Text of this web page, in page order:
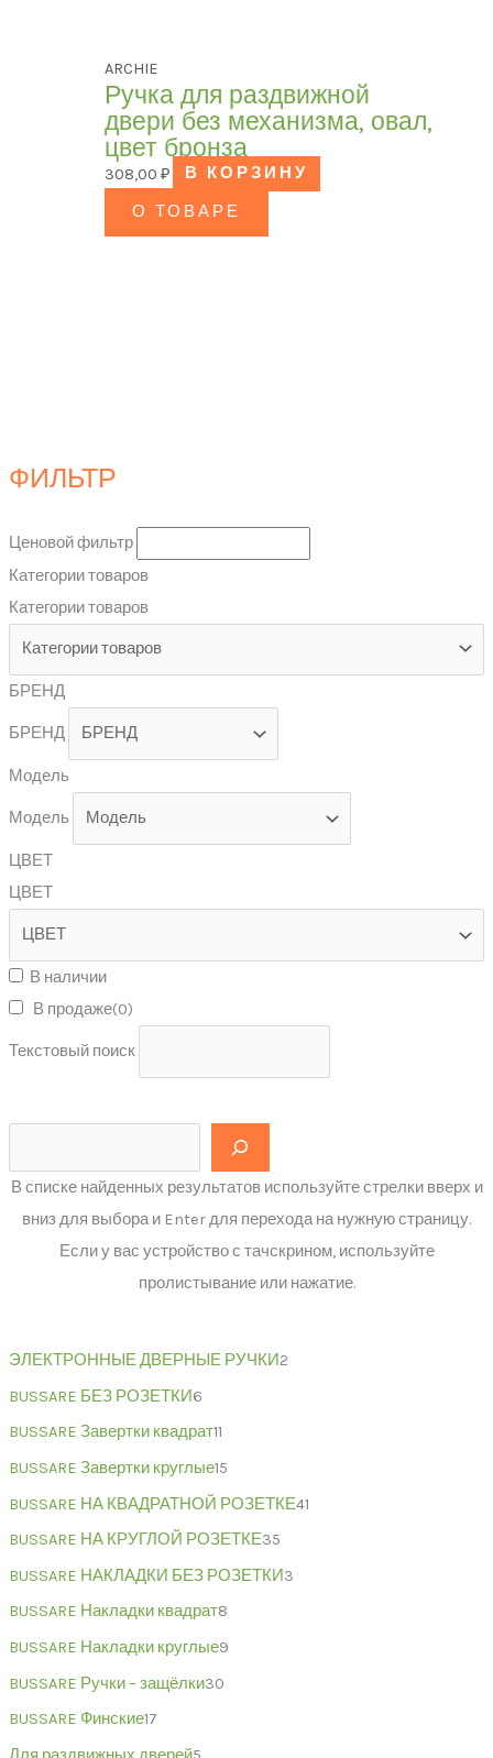
ФИЛЬТР
Ценовой фильтр
Категории товаров
Категории товаров
БРЕНД
БРЕНД
Модель
Модель
ЦВЕТ
ЦВЕТ
В наличии
В продаже(0)
Текстовый поиск
В списке найденных результатов используйте стрелки вверх и
вниз для выбора и Enter для перехода на нужную страницу.
Если у вас устройство с тачскрином, используйте
пролистывание или нажатие.
ЭЛЕКТРОННЫЕ ДВЕРНЫЕ РУЧКИ2
BUSSARE БЕЗ РОЗЕТКИ6
BUSSARE Завертки квадрат11
BUSSARE Завертки круглые15
BUSSARE НА КВАДРАТНОЙ РОЗЕТКЕ41
BUSSARE НА КРУГЛОЙ РОЗЕТКЕ35
BUSSARE НАКЛАДКИ БЕЗ РОЗЕТКИ3
BUSSARE Накладки квадрат8
BUSSARE Накладки круглые9
BUSSARE Ручки – защёлки30
BUSSARE Финские17
ARCHIE
Ручка для раздвижной
двери без механизма, овал,
цвет бронза
308,00₽
В КОРЗИНУ
О ТОВАРЕ